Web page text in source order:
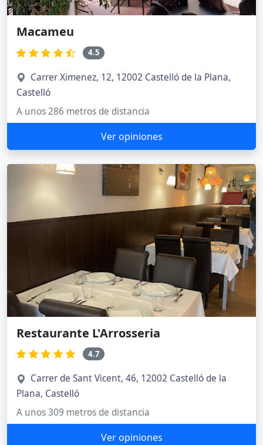
Macameu
4.5
Carrer Ximenez, 12, 12002 Castelló de la Plana,
Castelló
A unos 286 metros de distancia
Ver opiniones
Restaurante L'Arrosseria
4.7
Carrer de Sant Vicent, 46, 12002 Castelló de la
Plana, Castelló
A unos 309 metros de distancia
Ver opiniones